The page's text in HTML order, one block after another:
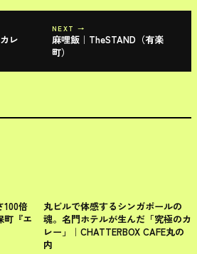
レ
NEXT →
麻哩飯｜TheSTAND（有楽
町）
100倍
町『エ
千代田区
丸ビルで体感するシンガポールの
魂。名門ホテルが生んだ「究極のカ
レー」｜CHATTERBOX CAFE丸の
内